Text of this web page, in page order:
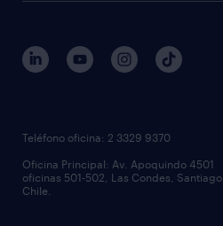
Teléfono oficina: 2 3329 9370
Oficina Principal: Av. Apoquindo 4501
oficinas 501-502, Las Condes, Santiago,
Chile.